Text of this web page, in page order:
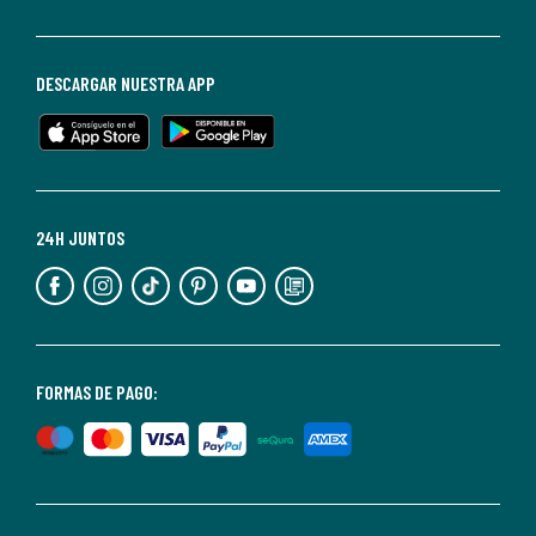
de
en
cualquier
Para
información,
puedes
nuestra
de
privacidad</2>.
FORMAS DE PAGO:
24H JUNTOS
DESCARGAR NUESTRA APP